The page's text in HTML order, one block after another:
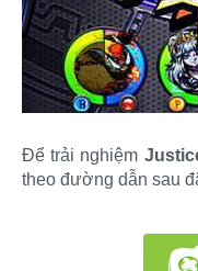
Để trải nghiệm
theo đường dẫn sau